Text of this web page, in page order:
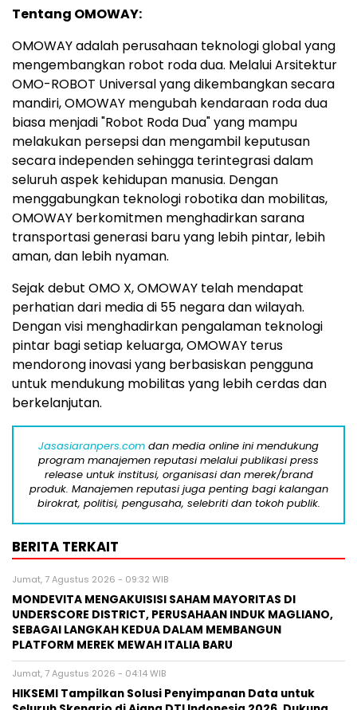
Tentang OMOWAY:
OMOWAY adalah perusahaan teknologi global yang
mengembangkan robot roda dua. Melalui Arsitektur
OMO-ROBOT Universal yang dikembangkan secara
mandiri, OMOWAY mengubah kendaraan roda dua
biasa menjadi "Robot Roda Dua" yang mampu
melakukan persepsi dan mengambil keputusan
secara independen sehingga terintegrasi dalam
seluruh aspek kehidupan manusia. Dengan
menggabungkan teknologi robotika dan mobilitas,
OMOWAY berkomitmen menghadirkan sarana
transportasi generasi baru yang lebih pintar, lebih
aman, dan lebih nyaman.
Sejak debut OMO X, OMOWAY telah mendapat
perhatian dari media di 55 negara dan wilayah.
Dengan visi menghadirkan pengalaman teknologi
pintar bagi setiap keluarga, OMOWAY terus
mendorong inovasi yang berbasiskan pengguna
untuk mendukung mobilitas yang lebih cerdas dan
berkelanjutan.
Jasasiaranpers.com dan media online ini mendukung
program manajemen reputasi melalui publikasi press
release untuk institusi, organisasi dan merek/brand
produk. Manajemen reputasi juga penting bagi kalangan
birokrat, politisi, pengusaha, selebriti dan tokoh publik.
BERITA TERKAIT
Jumat, 7 Agustus 2026 - 09:32 WIB
MONDEVITA MENGAKUISISI SAHAM MAYORITAS DI
UNDERSCORE DISTRICT, PERUSAHAAN INDUK MAGLIANO,
SEBAGAI LANGKAH KEDUA DALAM MEMBANGUN
PLATFORM MEREK MEWAH ITALIA BARU
Jumat, 7 Agustus 2026 - 04:14 WIB
HIKSEMI Tampilkan Solusi Penyimpanan Data untuk